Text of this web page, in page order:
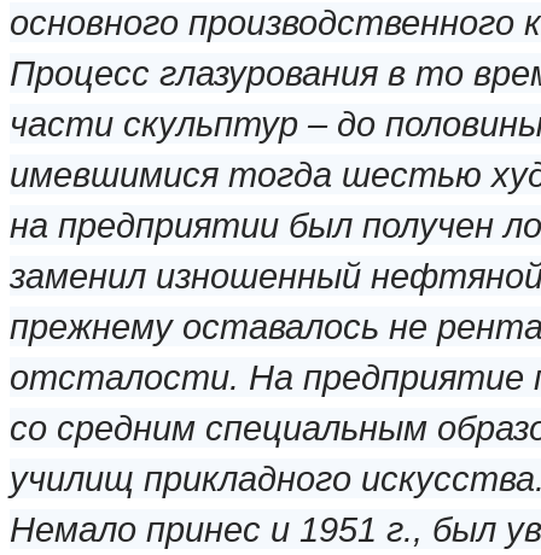
основного производственного
Процесс глазурования в то
части скульптур – до
имевшимися тогда шестью
на предприятии был получен
заменил изношенный
прежнему оставалось не
отсталости. На предприятие
со средним специальным
училищ прикладного
Немало принес и 1951 г., был